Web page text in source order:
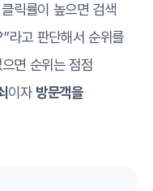
릭률이 높으면 검색
라고 판단해서 순위를
면 순위는 점점
이자 방문객을